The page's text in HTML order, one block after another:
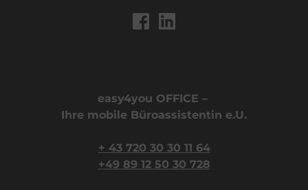
easy4you OFFICE –
Ihre mobile Büroassistentin e.U.
+ 43 720 30 30 11 64
+49 89 12 50 30 728